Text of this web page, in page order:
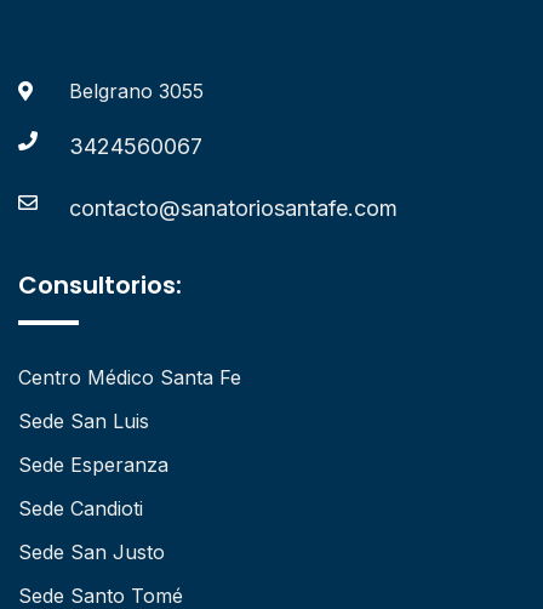
Belgrano 3055
3424560067
contacto@sanatoriosantafe.com
Consultorios:
Centro Médico Santa Fe
Sede San Luis
Sede Esperanza
Sede Candioti
Sede San Justo
Sede Santo Tomé